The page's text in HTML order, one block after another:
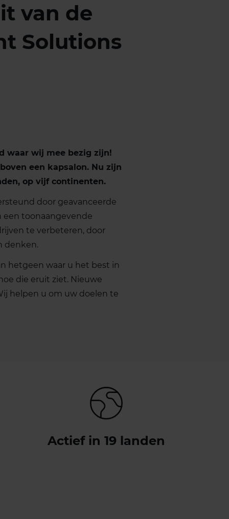
van de
Solutions
waar wij mee bezig zijn!
een kapsalon. Nu zijn
op vijf continenten.
door geavanceerde
toonaangevende
te verbeteren, door
denken.
hetgeen waar u het best in
die eruit ziet. Nieuwe
helpen u om uw doelen te
Actief in 19 landen